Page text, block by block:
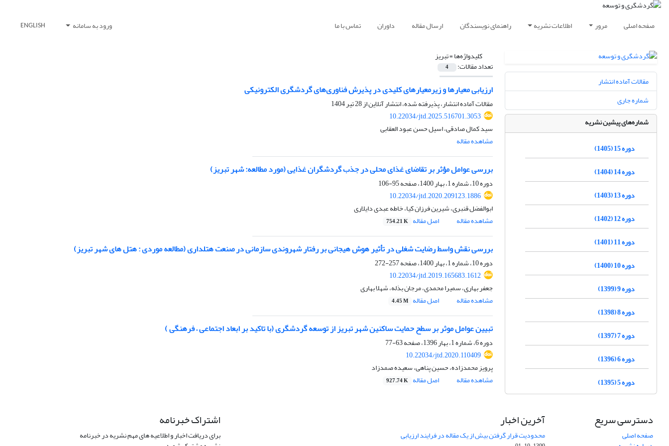
صفحه اصلی مرور اطلاعات نشریه راهنمای نویسندگان ارسال مقاله داوران تماس با ما ورود به سامانه ENGLISH
کلیدواژه‌ها =تبریز
تعداد مقالات: 4
ارزیابی معیارها و زیرمعیارهای کلیدی در پذیرش فناوری‌های گردشگری الکترونیکی
مقالات آماده انتشار، پذیرفته شده، انتشار آنلاین از28 تیر 1404
10.22034/jtd.2025.516701.3053
سید کمال صادقی، اسیل حسن عبود العقابی
مشاهده مقاله
بررسی عوامل مؤثر بر تقاضای غذای محلی در جذب گردشگران غذایی (مورد مطالعه: شهر تبریز)
دوره 10، شماره 1، بهار 1400، صفحه
95-106
10.22034/jtd.2020.209123.1886
ابوالفضل قنبری، شیرین فرزان کیا، خاطه عبدی دایلاری
مشاهده مقاله
اصل مقاله 754.21 K
بررسی نقش واسط رضایت شغلی در تأثیر هوش هیجانی بر رفتار شهروندی سازمانی در صنعت هتلداری (مطالعه موردی : هتل های شهر تبریز)
دوره 10، شماره 1، بهار 1400، صفحه
257-272
10.22034/jtd.2019.165683.1612
جعفر بهاری، سمیرا محمدی، مرجان بذله، شهلا بهاری
مشاهده مقاله
اصل مقاله 4.45 M
تبیین عوامل موثر بر سطح حمایت ساکنین شهر تبریز از توسعه گردشگری (با تاکید بر ابعاد اجتماعی – فرهنگی )
دوره 6، شماره 1، بهار 1396، صفحه
63-77
10.22034/jtd.2020.110409
پرویز محمدزاده، حسین پناهی، سعیده صمدزاد
مشاهده مقاله
اصل مقاله 927.74 K
مقالات آماده انتشار
شماره جاری
شماره‌های پیشین نشریه
دوره 15 (1405)
دوره 14 (1404)
دوره 13 (1403)
دوره 12 (1402)
دوره 11 (1401)
دوره 10 (1400)
دوره 9 (1399)
دوره 8 (1398)
دوره 7 (1397)
دوره 6 (1396)
دوره 5 (1395)
دسترسی سریع
صفحه اصلی
آخرین اخبار
محدودیت قرار گرفتن بیش از یک مقاله در فرایند ارزیابی
اشتراک خبرنامه
برای دریافت اخبار و اطلاعیه های مهم نشریه در خبرنامه